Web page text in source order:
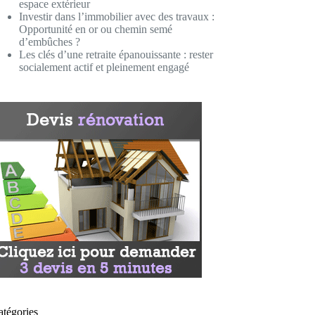
espace extérieur
Investir dans l’immobilier avec des travaux :
Opportunité en or ou chemin semé
d’embûches ?
Les clés d’une retraite épanouissante : rester
socialement actif et pleinement engagé